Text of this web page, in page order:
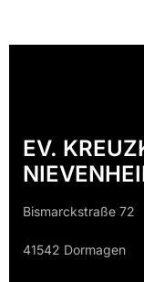
EV.
Bismarckstraße 72
41542 Dormagen